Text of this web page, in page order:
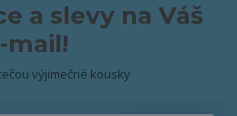
a slevy na Váš
mail!
výjimečné kousky